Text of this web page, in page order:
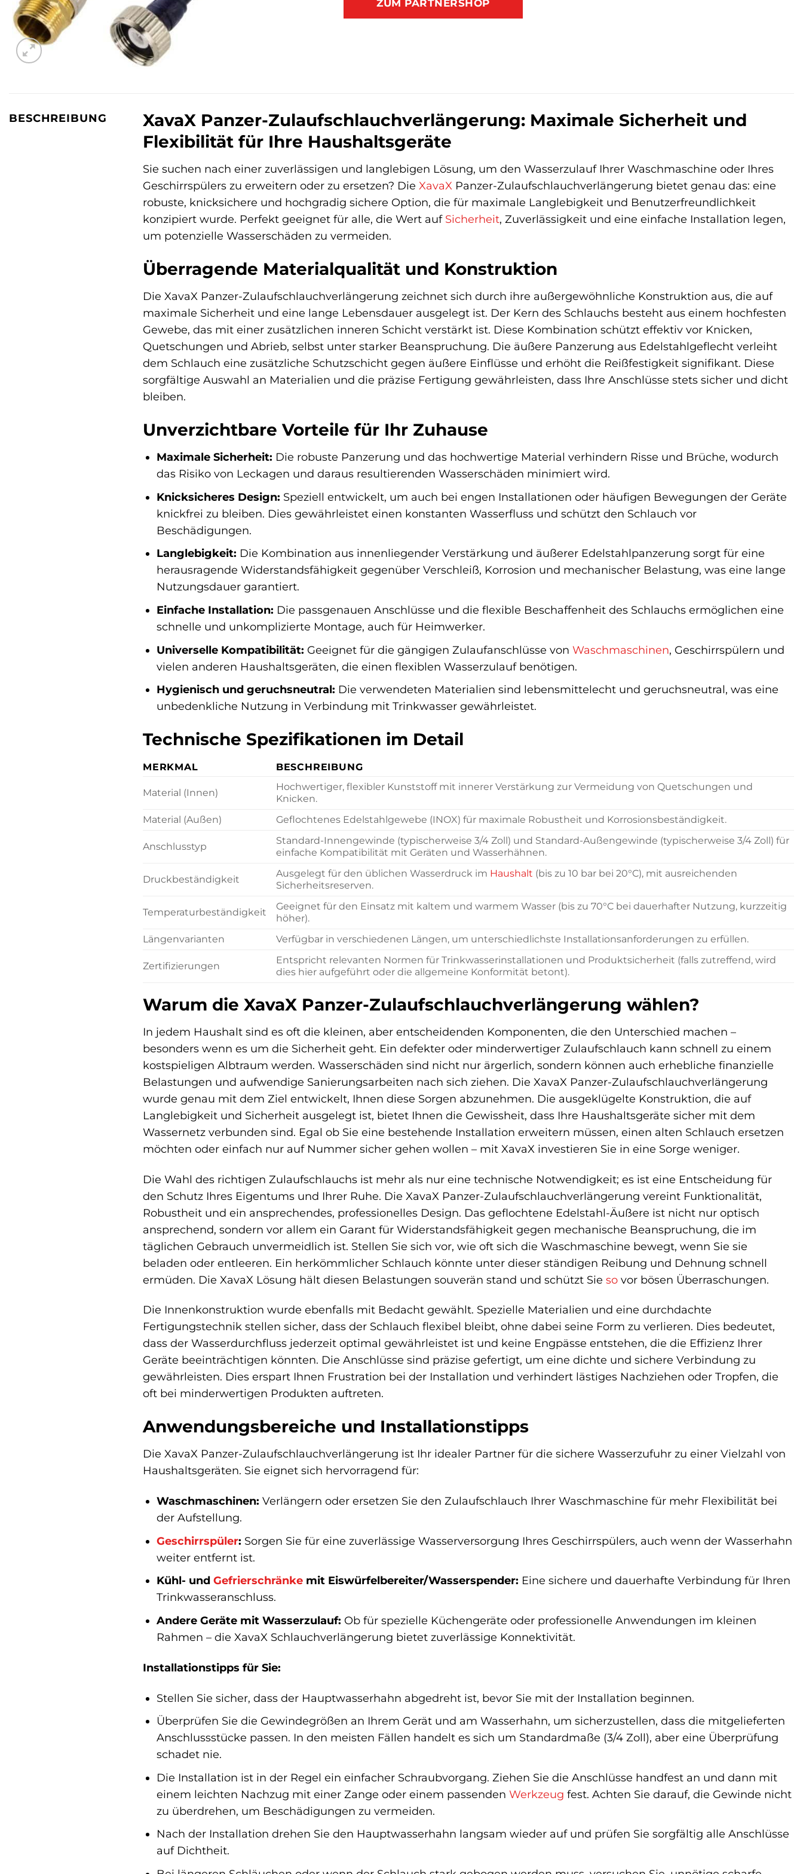
ZUM PARTNERSHOP
BESCHREIBUNG
XavaX Panzer-Zulaufschlauchverlängerung: Maximale Sicherheit und
Flexibilität für Ihre Haushaltsgeräte
Sie suchen nach einer zuverlässigen und langlebigen Lösung, um den Wasserzulauf Ihrer Waschmaschine oder Ihres
Geschirrspülers zu erweitern oder zu ersetzen? Die XavaX Panzer-Zulaufschlauchverlängerung bietet genau das: eine
robuste, knicksichere und hochgradig sichere Option, die für maximale Langlebigkeit und Benutzerfreundlichkeit
konzipiert wurde. Perfekt geeignet für alle, die Wert auf Sicherheit, Zuverlässigkeit und eine einfache Installation legen,
um potenzielle Wasserschäden zu vermeiden.
Überragende Materialqualität und Konstruktion
Die XavaX Panzer-Zulaufschlauchverlängerung zeichnet sich durch ihre außergewöhnliche Konstruktion aus, die auf
maximale Sicherheit und eine lange Lebensdauer ausgelegt ist. Der Kern des Schlauchs besteht aus einem hochfesten
Gewebe, das mit einer zusätzlichen inneren Schicht verstärkt ist. Diese Kombination schützt effektiv vor Knicken,
Quetschungen und Abrieb, selbst unter starker Beanspruchung. Die äußere Panzerung aus Edelstahlgeflecht verleiht
dem Schlauch eine zusätzliche Schutzschicht gegen äußere Einflüsse und erhöht die Reißfestigkeit signifikant. Diese
sorgfältige Auswahl an Materialien und die präzise Fertigung gewährleisten, dass Ihre Anschlüsse stets sicher und dicht
bleiben.
Unverzichtbare Vorteile für Ihr Zuhause
Maximale Sicherheit: Die robuste Panzerung und das hochwertige Material verhindern Risse und Brüche, wodurch
das Risiko von Leckagen und daraus resultierenden Wasserschäden minimiert wird.
Knicksicheres Design: Speziell entwickelt, um auch bei engen Installationen oder häufigen Bewegungen der Geräte
knickfrei zu bleiben. Dies gewährleistet einen konstanten Wasserfluss und schützt den Schlauch vor
Beschädigungen.
Langlebigkeit: Die Kombination aus innenliegender Verstärkung und äußerer Edelstahlpanzerung sorgt für eine
herausragende Widerstandsfähigkeit gegenüber Verschleiß, Korrosion und mechanischer Belastung, was eine lange
Nutzungsdauer garantiert.
Einfache Installation: Die passgenauen Anschlüsse und die flexible Beschaffenheit des Schlauchs ermöglichen eine
schnelle und unkomplizierte Montage, auch für Heimwerker.
Universelle Kompatibilität: Geeignet für die gängigen Zulaufanschlüsse von Waschmaschinen, Geschirrspülern und
vielen anderen Haushaltsgeräten, die einen flexiblen Wasserzulauf benötigen.
Hygienisch und geruchsneutral: Die verwendeten Materialien sind lebensmittelecht und geruchsneutral, was eine
unbedenkliche Nutzung in Verbindung mit Trinkwasser gewährleistet.
Technische Spezifikationen im Detail
MERKMAL BESCHREIBUNG
Material (Innen)
Hochwertiger, flexibler Kunststoff mit innerer Verstärkung zur Vermeidung von Quetschungen und
Knicken.
Material (Außen)
Geflochtenes Edelstahlgewebe (INOX) für maximale Robustheit und Korrosionsbeständigkeit.
Anschlusstyp
Standard-Innengewinde (typischerweise 3/4 Zoll) und Standard-Außengewinde (typischerweise 3/4 Zoll) für
einfache Kompatibilität mit Geräten und Wasserhähnen.
Druckbeständigkeit
Ausgelegt für den üblichen Wasserdruck im Haushalt (bis zu 10 bar bei 20°C), mit ausreichenden
Sicherheitsreserven.
Temperaturbeständigkeit
Geeignet für den Einsatz mit kaltem und warmem Wasser (bis zu 70°C bei dauerhafter Nutzung, kurzzeitig
höher).
Längenvarianten
Verfügbar in verschiedenen Längen, um unterschiedlichste Installationsanforderungen zu erfüllen.
Zertifizierungen
Entspricht relevanten Normen für Trinkwasserinstallationen und Produktsicherheit (falls zutreffend, wird
dies hier aufgeführt oder die allgemeine Konformität betont).
Warum die XavaX Panzer-Zulaufschlauchverlängerung wählen?
In jedem Haushalt sind es oft die kleinen, aber entscheidenden Komponenten, die den Unterschied machen –
besonders wenn es um die Sicherheit geht. Ein defekter oder minderwertiger Zulaufschlauch kann schnell zu einem
kostspieligen Albtraum werden. Wasserschäden sind nicht nur ärgerlich, sondern können auch erhebliche finanzielle
Belastungen und aufwendige Sanierungsarbeiten nach sich ziehen. Die XavaX Panzer-Zulaufschlauchverlängerung
wurde genau mit dem Ziel entwickelt, Ihnen diese Sorgen abzunehmen. Die ausgeklügelte Konstruktion, die auf
Langlebigkeit und Sicherheit ausgelegt ist, bietet Ihnen die Gewissheit, dass Ihre Haushaltsgeräte sicher mit dem
Wassernetz verbunden sind. Egal ob Sie eine bestehende Installation erweitern müssen, einen alten Schlauch ersetzen
möchten oder einfach nur auf Nummer sicher gehen wollen – mit XavaX investieren Sie in eine Sorge weniger.
Die Wahl des richtigen Zulaufschlauchs ist mehr als nur eine technische Notwendigkeit; es ist eine Entscheidung für
den Schutz Ihres Eigentums und Ihrer Ruhe. Die XavaX Panzer-Zulaufschlauchverlängerung vereint Funktionalität,
Robustheit und ein ansprechendes, professionelles Design. Das geflochtene Edelstahl-Äußere ist nicht nur optisch
ansprechend, sondern vor allem ein Garant für Widerstandsfähigkeit gegen mechanische Beanspruchung, die im
täglichen Gebrauch unvermeidlich ist. Stellen Sie sich vor, wie oft sich die Waschmaschine bewegt, wenn Sie sie
beladen oder entleeren. Ein herkömmlicher Schlauch könnte unter dieser ständigen Reibung und Dehnung schnell
ermüden. Die XavaX Lösung hält diesen Belastungen souverän stand und schützt Sie so vor bösen Überraschungen.
Die Innenkonstruktion wurde ebenfalls mit Bedacht gewählt. Spezielle Materialien und eine durchdachte
Fertigungstechnik stellen sicher, dass der Schlauch flexibel bleibt, ohne dabei seine Form zu verlieren. Dies bedeutet,
dass der Wasserdurchfluss jederzeit optimal gewährleistet ist und keine Engpässe entstehen, die die Effizienz Ihrer
Geräte beeinträchtigen könnten. Die Anschlüsse sind präzise gefertigt, um eine dichte und sichere Verbindung zu
gewährleisten. Dies erspart Ihnen Frustration bei der Installation und verhindert lästiges Nachziehen oder Tropfen, die
oft bei minderwertigen Produkten auftreten.
Anwendungsbereiche und Installationstipps
Die XavaX Panzer-Zulaufschlauchverlängerung ist Ihr idealer Partner für die sichere Wasserzufuhr zu einer Vielzahl von
Haushaltsgeräten. Sie eignet sich hervorragend für:
Waschmaschinen: Verlängern oder ersetzen Sie den Zulaufschlauch Ihrer Waschmaschine für mehr Flexibilität bei
der Aufstellung.
Geschirrspüler: Sorgen Sie für eine zuverlässige Wasserversorgung Ihres Geschirrspülers, auch wenn der Wasserhahn
weiter entfernt ist.
Kühl- und Gefrierschränkemit Eiswürfelbereiter/Wasserspender: Eine sichere und dauerhafte Verbindung für Ihren
Trinkwasseranschluss.
Andere Geräte mit Wasserzulauf: Ob für spezielle Küchengeräte oder professionelle Anwendungen im kleinen
Rahmen – die XavaX Schlauchverlängerung bietet zuverlässige Konnektivität.
Installationstipps für Sie:
Stellen Sie sicher, dass der Hauptwasserhahn abgedreht ist, bevor Sie mit der Installation beginnen.
Überprüfen Sie die Gewindegrößen an Ihrem Gerät und am Wasserhahn, um sicherzustellen, dass die mitgelieferten
Anschlussstücke passen. In den meisten Fällen handelt es sich um Standardmaße (3/4 Zoll), aber eine Überprüfung
schadet nie.
Die Installation ist in der Regel ein einfacher Schraubvorgang. Ziehen Sie die Anschlüsse handfest an und dann mit
einem leichten Nachzug mit einer Zange oder einem passenden Werkzeug fest. Achten Sie darauf, die Gewinde nicht
zu überdrehen, um Beschädigungen zu vermeiden.
Nach der Installation drehen Sie den Hauptwasserhahn langsam wieder auf und prüfen Sie sorgfältig alle Anschlüsse
auf Dichtheit.